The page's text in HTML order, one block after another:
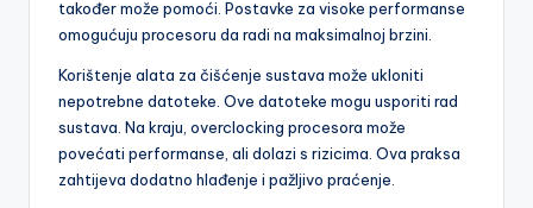
aplikacija u pozadini. Manje aktivnih procesa oslobađa
resurse procesora. Optimizacija postavki napajanja
također može pomoći. Postavke za visoke performanse
omogućuju procesoru da radi na maksimalnoj brzini.
Korištenje alata za čišćenje sustava može ukloniti
nepotrebne datoteke. Ove datoteke mogu usporiti rad
sustava. Na kraju, overclocking procesora može